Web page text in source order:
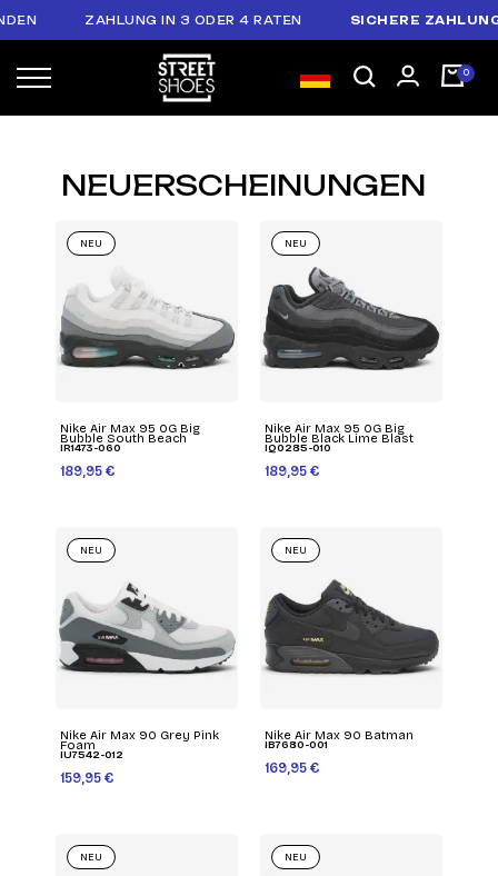
ZAHLUNG IN 3 ODER 4 RATEN SICHERE ZAHLUNG:
NEUERSCHEINUNGEN
Nike Air Max 95 OG Big
Bubble South Beach
IR1473-060
189,95 €
NEU
Nike Air Max 95 OG Big
Bubble Black Lime Blast
IQ0285-010
189,95 €
NEU
Nike Air Max 90 Grey Pink
Foam
IU7542-012
159,95 €
NEU
Nike Air Max 90 Batman
IB7680-001
169,95 €
NEU
NEU NEU